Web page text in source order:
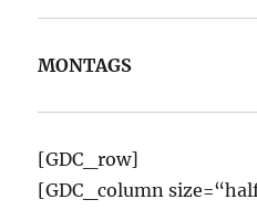
MONTAGS
[GDC_row]
[GDC_column